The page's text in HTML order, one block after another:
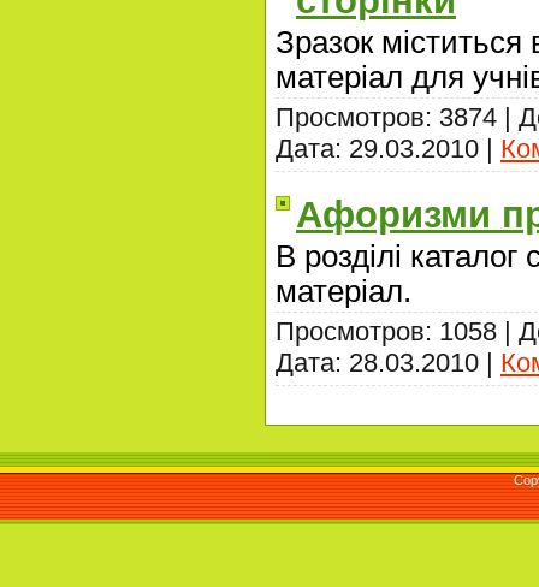
Зразок
матеріал для
Просмотров: 3874 |
Дата: 29.03.2010 |
Афоризми
В розділі
матеріал.
Просмотров: 1058 |
Дата: 28.03.2010 |